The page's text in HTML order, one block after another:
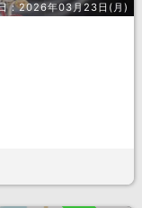
：2026年03月23日(月)